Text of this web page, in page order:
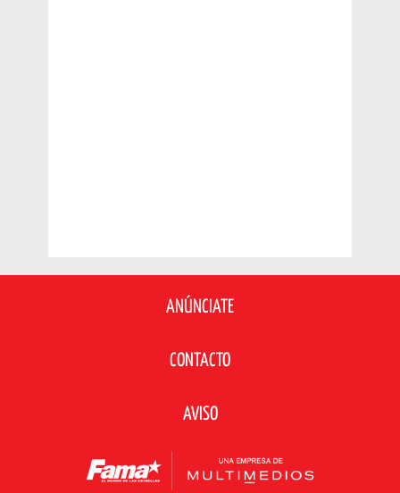
ANÚNCIATE
CONTACTO
AVISO